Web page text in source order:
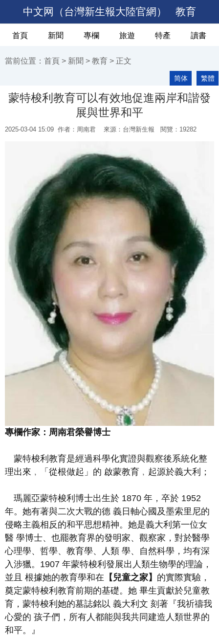
中文网（台灣新生報大陸官網） 教育
首頁 新聞 專欄 旅遊 特產 讀書
當前位置： 首頁 > 新聞 > 教育 > 正文
繁體
简体
蒙特梭利教育可以有效地促進兩岸和諧發
展與世界和平
2025-03-04 15:09 作者：周南君 來源：台灣新生報 閱覽： 19282
專欄作家：周南君榮譽博士
蒙特梭利教育是經過科學化實證與觀察後系統化整
理出來﹐「從根做起」的 啟蒙教育﹐起源於義大利；
瑪麗亞蒙特梭利博士出生於 1870 年，卒於 1952
年。她有著與二次大戰的德 義日軸心國及墨索里尼的
侵略主義相反的和平思想精神。她是義大利第一位女
醫 學博士、也罷教育界的發明家、觀察家，對於醫學
心理學、哲學、教育學、人類 學、自然科學，均有深
入涉獵。 1907 年蒙特梭利發展出人類生物學的理論，
並且 根據她的教育學和在 【 兒童之家】 的實際實驗，
奠定蒙特梭利教育前期的基礎。她 畢生貢獻於兒童教
育，蒙特梭利她的墓誌銘以 義大利文 刻著『我祈禱我
心愛的 孩子們，所有人都能與我共同建造人類世界的
和平。』